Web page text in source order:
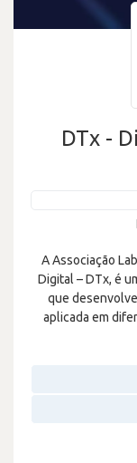
DTx -
A Associação
Digital – DTx, é
que
aplicada em